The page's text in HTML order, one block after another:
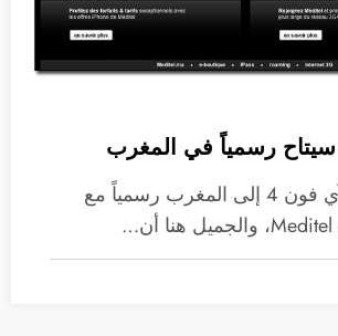
أخيراً يصل الآي فون 4 إلى المغرب رسمياً مع